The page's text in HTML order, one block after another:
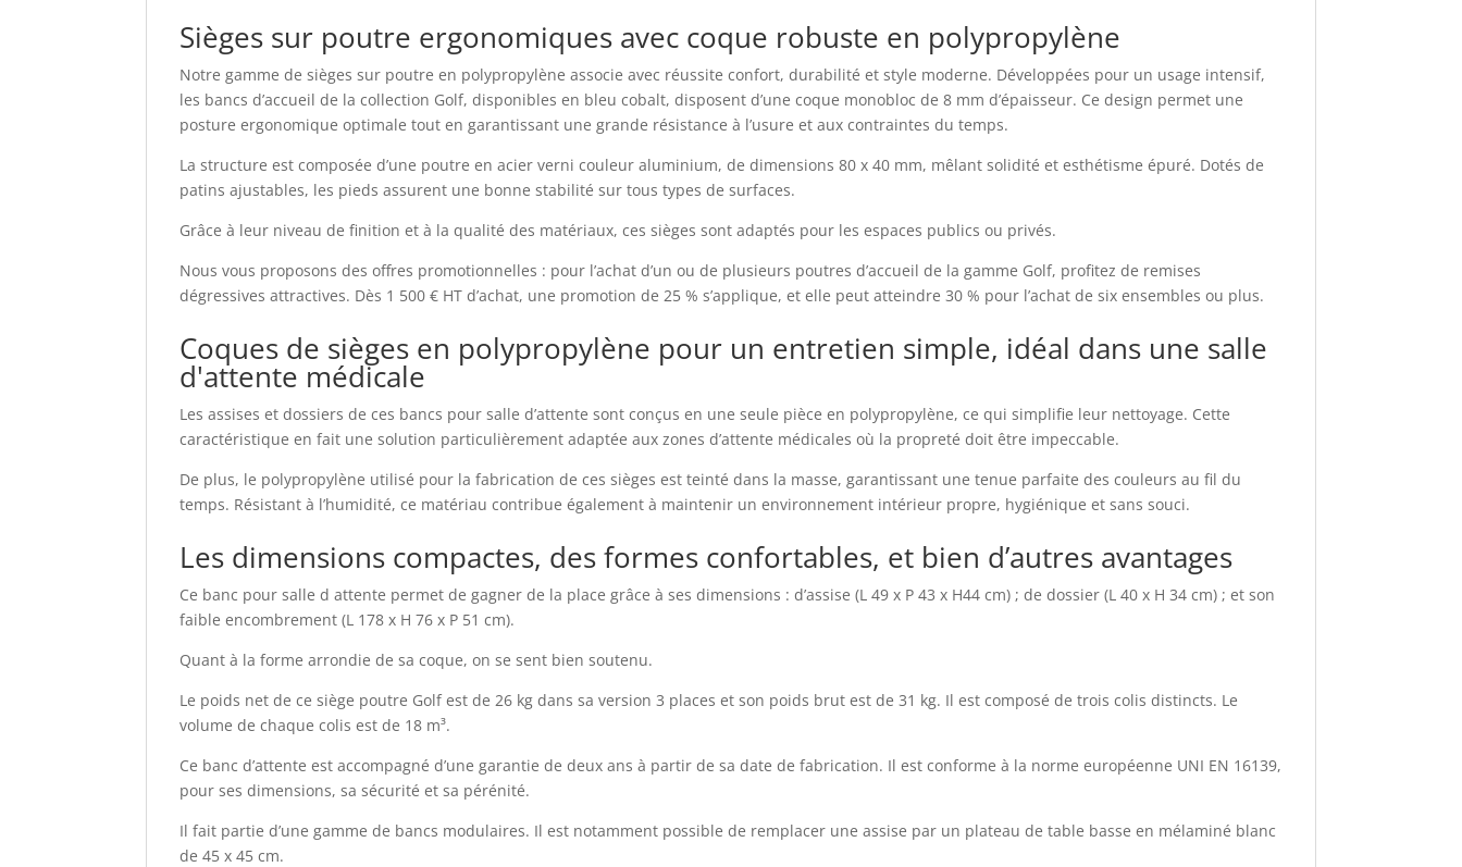
Sièges sur poutre ergonomiques avec coque robuste en polypropylène
Notre gamme de sièges sur poutre en polypropylène associe avec réussite confort, durabilité et style moderne. Développées pour un usage intensif,
les bancs d’accueil de la collection Golf, disponibles en bleu cobalt, disposent d’une coque monobloc de 8 mm d’épaisseur. Ce design permet une
posture ergonomique optimale tout en garantissant une grande résistance à l’usure et aux contraintes du temps.
La structure est composée d’une poutre en acier verni couleur aluminium, de dimensions 80 x 40 mm, mêlant solidité et esthétisme épuré. Dotés de
patins ajustables, les pieds assurent une bonne stabilité sur tous types de surfaces.
Grâce à leur niveau de finition et à la qualité des matériaux, ces sièges sont adaptés pour les espaces publics ou privés.
Nous vous proposons des offres promotionnelles : pour l’achat d’un ou de plusieurs poutres d’accueil de la gamme Golf, profitez de remises
dégressives attractives. Dès 1 500 € HT d’achat, une promotion de 25 % s’applique, et elle peut atteindre 30 % pour l’achat de six ensembles ou plus.
Coques de sièges en polypropylène pour un entretien simple, idéal dans une salle
d'attente médicale
Les assises et dossiers de ces bancs pour salle d’attente sont conçus en une seule pièce en polypropylène, ce qui simplifie leur nettoyage. Cette
caractéristique en fait une solution particulièrement adaptée aux zones d’attente médicales où la propreté doit être impeccable.
De plus, le polypropylène utilisé pour la fabrication de ces sièges est teinté dans la masse, garantissant une tenue parfaite des couleurs au fil du
temps. Résistant à l’humidité, ce matériau contribue également à maintenir un environnement intérieur propre, hygiénique et sans souci.
Les dimensions compactes, des formes confortables, et bien d’autres avantages
Ce banc pour salle d attente permet de gagner de la place grâce à ses dimensions : d’assise (L 49 x P 43 x H44 cm) ; de dossier (L 40 x H 34 cm) ; et son
faible encombrement (L 178 x H 76 x P 51 cm).
Quant à la forme arrondie de sa coque, on se sent bien soutenu.
Le poids net de ce siège poutre Golf est de 26 kg dans sa version 3 places et son poids brut est de 31 kg. Il est composé de trois colis distincts. Le
volume de chaque colis est de 18 m³.
Ce banc d’attente est accompagné d’une garantie de deux ans à partir de sa date de fabrication. Il est conforme à la norme européenne UNI EN 16139,
pour ses dimensions, sa sécurité et sa pérénité.
Il fait partie d’une gamme de bancs modulaires. Il est notamment possible de remplacer une assise par un plateau de table basse en mélaminé blanc
de 45 x 45 cm.